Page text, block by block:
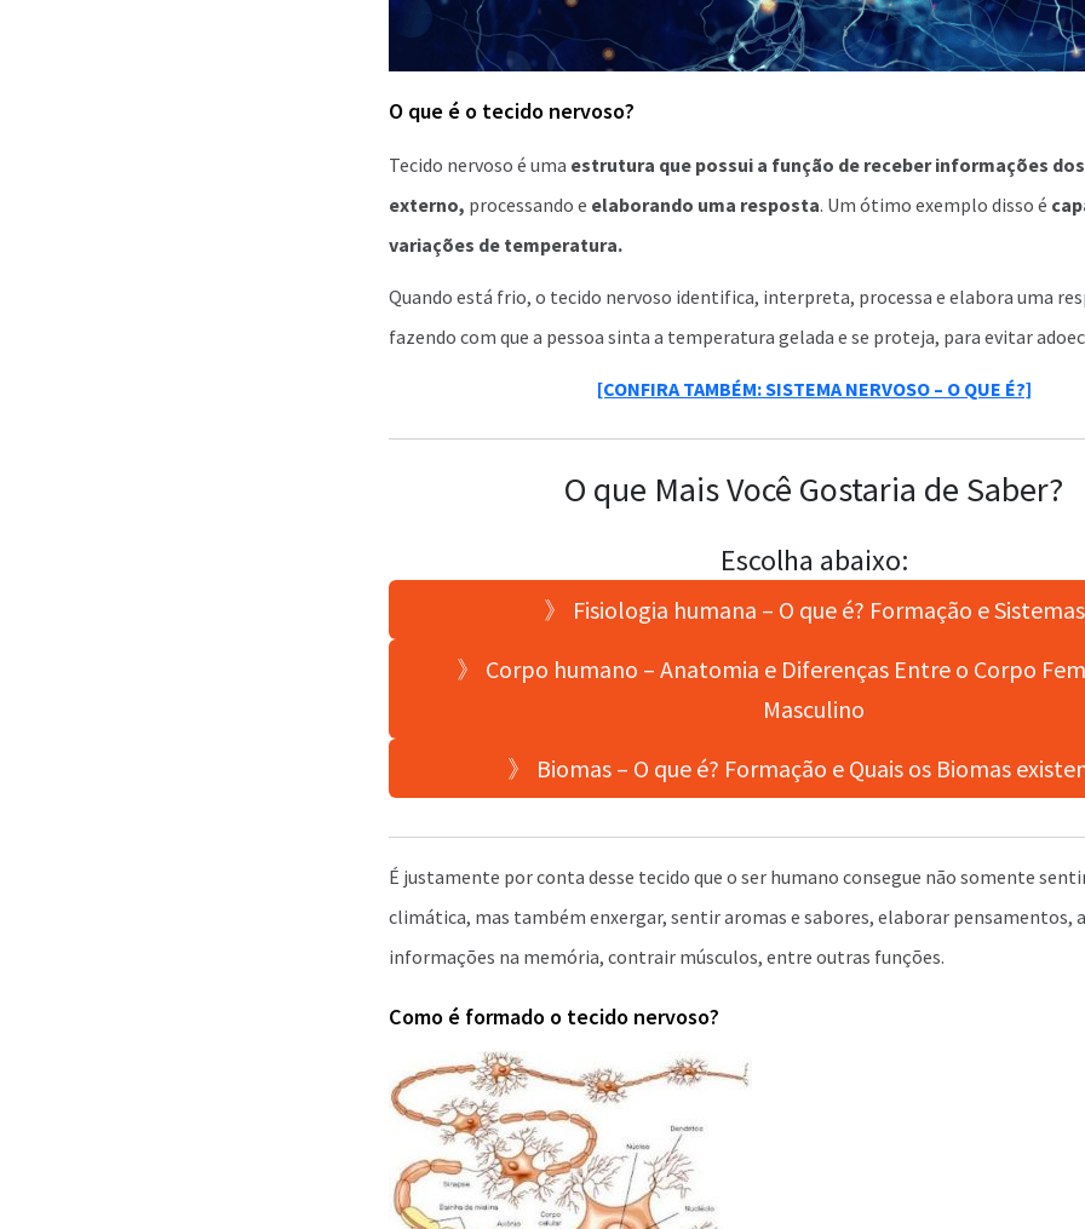
O que é o tecido nervoso?
Tecido nervoso é uma estrutura que possui a função de receber informações
externo, processando e elaborando uma resposta. Um ótimo exemplo disso é
variações de temperatura.
Quando está frio, o tecido nervoso identifica, interpreta, processa e elabora uma
fazendo com que a pessoa sinta a temperatura gelada e se proteja, para evitar
[CONFIRA TAMBÉM: SISTEMA NERVOSO – O QUE É?]
O que Mais Você Gostaria de Saber?
Escolha abaixo:
》 Fisiologia humana – O que é? Formação e Sistemas
》 Corpo humano – Anatomia e Diferenças Entre o Corpo
Masculino
》 Biomas – O que é? Formação e Quais os Biomas
É justamente por conta desse tecido que o ser humano consegue não somente
climática, mas também enxergar, sentir aromas e sabores, elaborar pensamentos,
informações na memória, contrair músculos, entre outras funções.
Como é formado o tecido nervoso?